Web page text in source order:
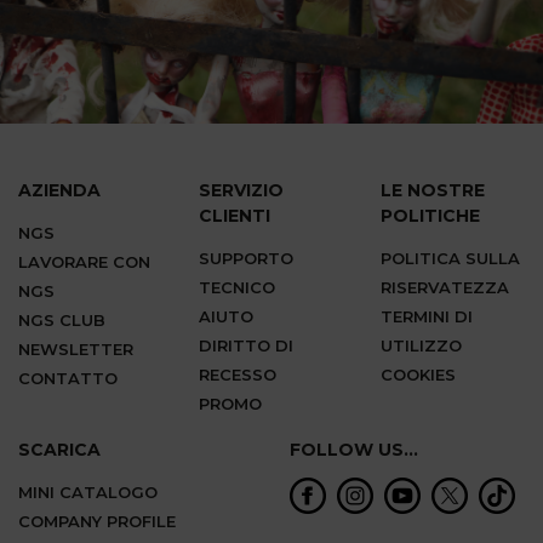
AZIENDA
NGS
LAVORARE CON
NGS
NGS CLUB
NEWSLETTER
CONTATTO
SERVIZIO
CLIENTI
SUPPORTO
TECNICO
AIUTO
DIRITTO DI
RECESSO
PROMO
LE NOSTRE
POLITICHE
POLITICA SULLA
RISERVATEZZA
TERMINI DI
UTILIZZO
COOKIES
SCARICA
MINI CATALOGO
COMPANY PROFILE
FOLLOW US...